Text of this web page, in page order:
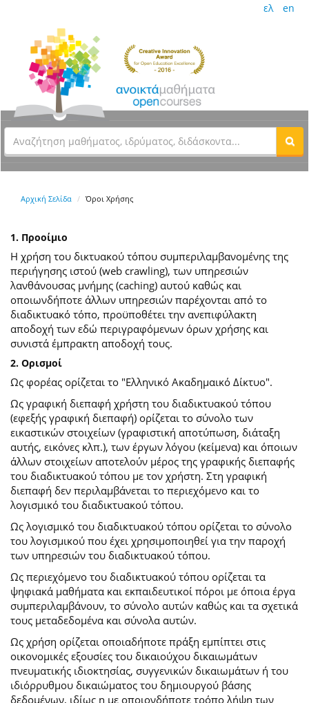
ελ en
Αρχική Σελίδα Όροι Χρήσης
1. Προοίμιο
Η χρήση του δικτυακού τόπου συμπεριλαμβανομένης της
περιήγησης ιστού (web crawling), των υπηρεσιών
λανθάνουσας μνήμης (caching) αυτού καθώς και
οποιωνδήποτε άλλων υπηρεσιών παρέχονται από το
διαδικτυακό τόπο, προϋποθέτει την ανεπιφύλακτη
αποδοχή των εδώ περιγραφόμενων όρων χρήσης και
συνιστά έμπρακτη αποδοχή τους.
2. Ορισμοί
Ως φορέας ορίζεται το "Ελληνικό Ακαδημαικό Δίκτυο".
Ως γραφική διεπαφή χρήστη του διαδικτυακού τόπου
(εφεξής γραφική διεπαφή) ορίζεται το σύνολο των
εικαστικών στοιχείων (γραφιστική αποτύπωση, διάταξη
αυτής, εικόνες κλπ.), των έργων λόγου (κείμενα) και όποιων
άλλων στοιχείων αποτελούν μέρος της γραφικής διεπαφής
του διαδικτυακού τόπου με τον χρήστη. Στη γραφική
διεπαφή δεν περιλαμβάνεται το περιεχόμενο και το
λογισμικό του διαδικτυακού τόπου.
Ως λογισμικό του διαδικτυακού τόπου ορίζεται το σύνολο
του λογισμικού που έχει χρησιμοποιηθεί για την παροχή
των υπηρεσιών του διαδικτυακού τόπου.
Ως περιεχόμενο του διαδικτυακού τόπου ορίζεται τα
ψηφιακά μαθήματα και εκπαιδευτικοί πόροι με όποια έργα
συμπεριλαμβάνουν, το σύνολο αυτών καθώς και τα σχετικά
τους μεταδεδομένα και σύνολα αυτών.
Ως χρήση ορίζεται οποιαδήποτε πράξη εμπίπτει στις
οικονομικές εξουσίες του δικαιούχου δικαιωμάτων
πνευματικής ιδιοκτησίας, συγγενικών δικαιωμάτων ή του
ιδιόρρυθμου δικαιώματος του δημιουργού βάσης
δεδομένων, ιδίως η με οποιονδήποτε τρόπο λήψη των